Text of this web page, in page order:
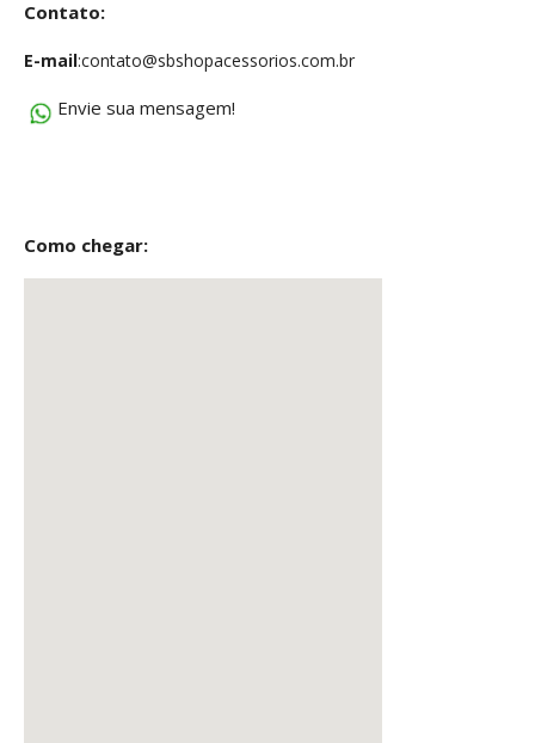
Contato:
E-mail:contato@sbshopacessorios.com.br
Envie sua mensagem!
Como chegar: